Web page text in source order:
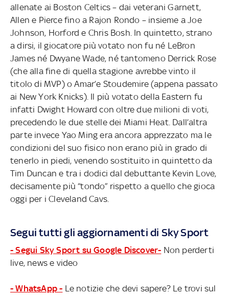
allenate ai Boston Celtics – dai veterani Garnett,
Allen e Pierce fino a Rajon Rondo – insieme a Joe
Johnson, Horford e Chris Bosh. In quintetto, strano
a dirsi, il giocatore più votato non fu né LeBron
James né Dwyane Wade, né tantomeno Derrick Rose
(che alla fine di quella stagione avrebbe vinto il
titolo di MVP) o Amar’e Stoudemire (appena passato
ai New York Knicks). Il più votato della Eastern fu
infatti Dwight Howard con oltre due milioni di voti,
precedendo le due stelle dei Miami Heat. Dall’altra
parte invece Yao Ming era ancora apprezzato ma le
condizioni del suo fisico non erano più in grado di
tenerlo in piedi, venendo sostituito in quintetto da
Tim Duncan e tra i dodici dal debuttante Kevin Love,
decisamente più “tondo” rispetto a quello che gioca
oggi per i Cleveland Cavs.
Segui tutti gli aggiornamenti di Sky Sport
- Segui Sky Sport su Google Discover- Non perderti
live, news e video
- WhatsApp - Le notizie che devi sapere? Le trovi sul